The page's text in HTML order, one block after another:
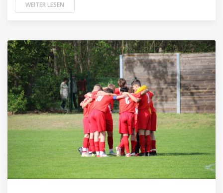
WEITER LESEN